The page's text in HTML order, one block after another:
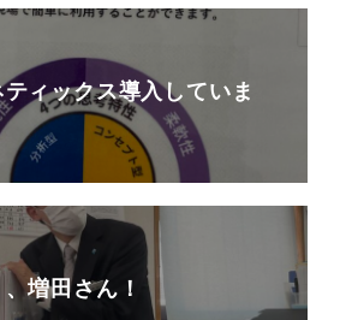
ィックス導入していま
増田さん！